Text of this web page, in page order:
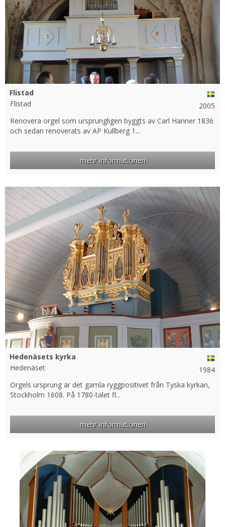
Flistad
Flistad
2005
Renovera orgel som ursprungligen byggts av Carl Hanner 1836
och sedan renoverats av AP Kullberg 1...
mehr Informationen
Hedenäsets kyrka
Hedenäset
1984
Orgels ursprung är det gamla ryggpositivet från Tyska kyrkan,
Stockholm 1608. På 1780-talet fl...
mehr Informationen